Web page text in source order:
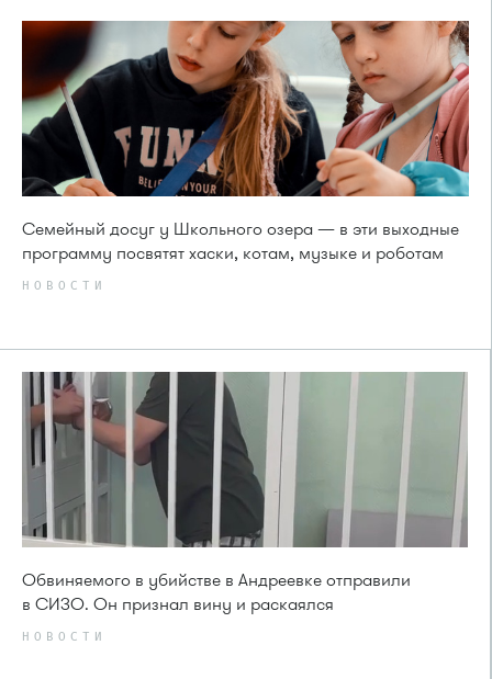
Семейный досуг у Школьного озера — в эти выходные
программу посвятят хаски, котам, музыке и роботам
НОВОСТИ
Обвиняемого в убийстве в Андреевке отправили
в СИЗО. Он признал вину и раскаялся
НОВОСТИ